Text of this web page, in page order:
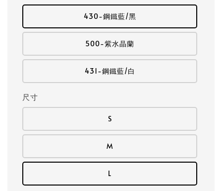
430-鋼鐵藍/黑
500-紫水晶蘭
431-鋼鐵藍/白
尺寸
S
M
L